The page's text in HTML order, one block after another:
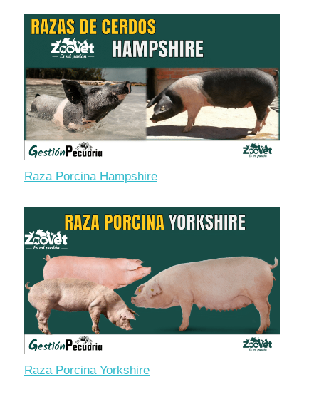
Raza Porcina Hampshire
Raza Porcina Yorkshire